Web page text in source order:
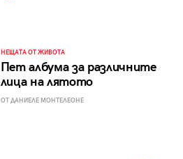
НЕЩАТА ОТ ЖИВОТА
Пет албума за различните
лица на лятото
ОТ ДАНИЕЛЕ МОНТЕЛЕОНЕ